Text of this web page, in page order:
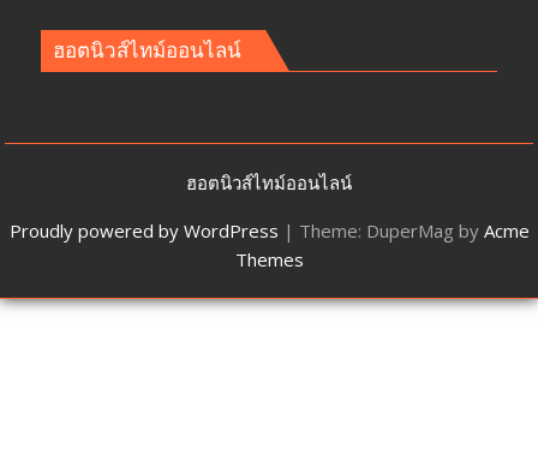
ฮอตนิวส์ไทม์ออนไลน์
ฮอตนิวส์ไทม์ออนไลน์
Proudly powered by WordPress | Theme: DuperMag by Acme
Themes